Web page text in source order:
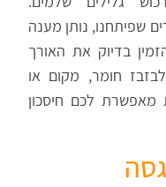
שפיתחנו, נותן מענה
בדיוק את האורך
חומר, מקום או
מאפשרת לכם חיסכון